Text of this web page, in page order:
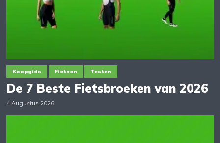
Koopgids Fietsen Testen
De 7 Beste Fietsbroeken van 2026
4 Augustus 2026